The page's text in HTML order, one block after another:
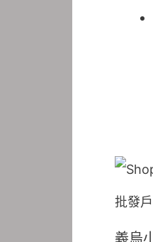
批發戶
義烏